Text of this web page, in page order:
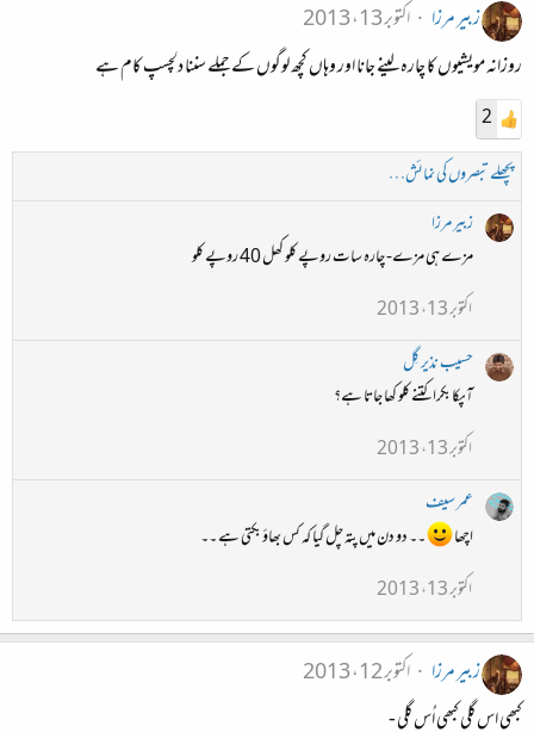
زبیر مرزا
اکتوبر 13، 2013
روزانہ مویشیوں کا چارہ لینے جانا اور وہاں کچھ لوگوں کے جملے سننا دلچسپ کام ہے
2
پچھلے تبصروں کی نمائش…
زبیر مرزا
مزے ہی مزے- چارہ سات روپے کلو کھل 40 روپے کلو
اکتوبر 13، 2013
حسیب نذیر گِل
آپکا بکرا کتنے کلو کھا جاتا ہے؟
اکتوبر 13، 2013
عمر سیف
اچھا
۔۔ دو دن میں پتہ چل گیا کہ کس بھاؤ بکتی ہے ۔۔
اکتوبر 13، 2013
زبیر مرزا
اکتوبر 12، 2013
کبھی اس گلی کبھی اُس گلی -